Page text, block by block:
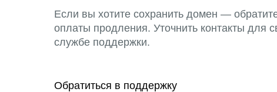
Если вы хотите сохранить домен —
оплаты продления. Уточнить контакты для
службе поддержки.
Обратиться в поддержку